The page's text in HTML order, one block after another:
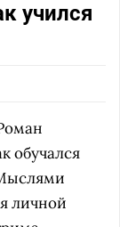
учился
обучался
личной